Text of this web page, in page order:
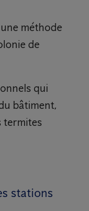
méthode
de
qui
bâtiment,
termites
stations